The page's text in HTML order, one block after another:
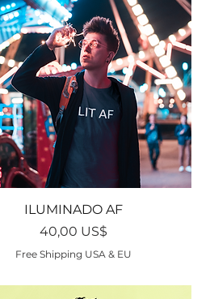
Vista rápida
ILUMINADO AF
Precio
40,00 US$
Free Shipping USA & EU